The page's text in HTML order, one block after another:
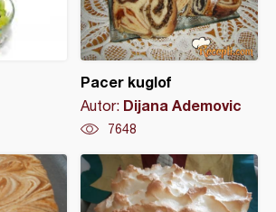
Pacer kuglof
Autor: Dijana Ademovic
7648